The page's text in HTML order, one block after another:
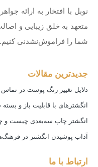
نوبل با افتخار به ارائه
متعهد به خلق زیبایی و
شما را فراموش‌نشدنی کنیم.
جدیدترین مقالات
دلایل تغییر رنگ پوست در تماس
انگشترهای با قابلیت باز و
انگشتر چاپ سه‌بعدی چیست و
آداب پوشیدن انگشتر در
ارتباط با ما